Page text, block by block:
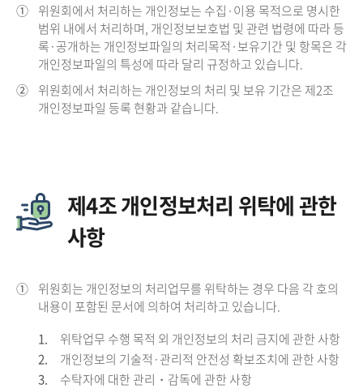
① 위원회에서 처리하는 개인정보는 수집·이용 목적으로 명시한
범위 내에서 처리하며, 개인정보보호법 및 관련 법령에 따라 등
록·공개하는 개인정보파일의 처리목적·보유기간 및 항목은 각
개인정보파일의 특성에 따라 달리 규정하고 있습니다.
② 위원회에서 처리하는 개인정보의 처리 및 보유 기간은 제2조
개인정보파일 등록 현황과 같습니다.
제4조 개인정보처리 위탁에 관한
사항
① 위원회는 개인정보의 처리업무를 위탁하는 경우 다음 각 호의
내용이 포함된 문서에 의하여 처리하고 있습니다.
1.
위탁업무 수행 목적 외 개인정보의 처리 금지에 관한 사항
2.
개인정보의 기술적·관리적 안전성 확보조치에 관한 사항
3.
수탁자에 대한 관리・감독에 관한 사항